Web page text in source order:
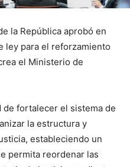
la República aprobó en
ley para el reforzamiento
el Ministerio de
de fortalecer el sistema de
la estructura y
estableciendo un
permita reordenar las